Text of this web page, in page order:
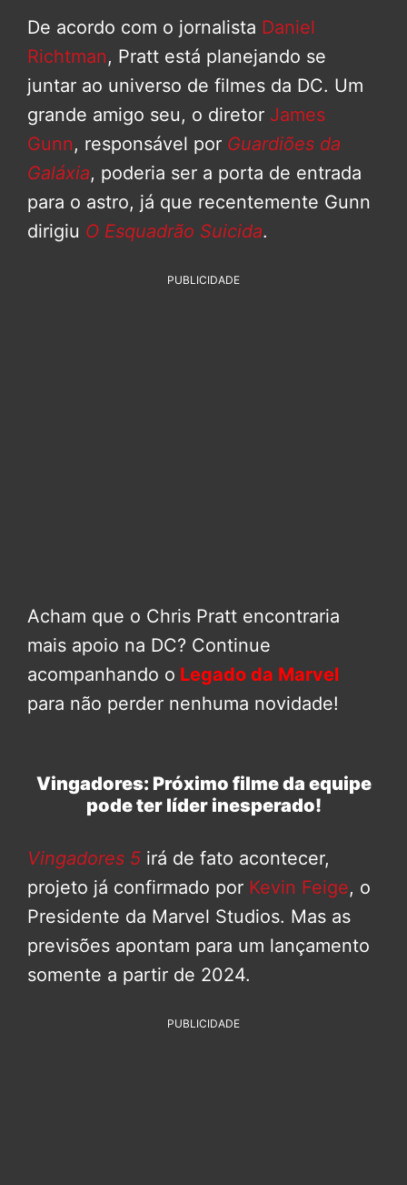
De acordo com o jornalista Daniel
Richtman, Pratt está planejando se
juntar ao universo de filmes da DC. Um
grande amigo seu, o diretor James
Gunn, responsável por Guardiões da
Galáxia, poderia ser a porta de entrada
para o astro, já que recentemente Gunn
dirigiu O Esquadrão Suicida.
PUBLICIDADE
Acham que o Chris Pratt encontraria
mais apoio na DC? Continue
acompanhando o Legado da Marvel
para não perder nenhuma novidade!
Vingadores: Próximo filme da equipe
pode ter líder inesperado!
Vingadores 5 irá de fato acontecer,
projeto já confirmado por Kevin Feige, o
Presidente da Marvel Studios. Mas as
previsões apontam para um lançamento
somente a partir de 2024.
PUBLICIDADE